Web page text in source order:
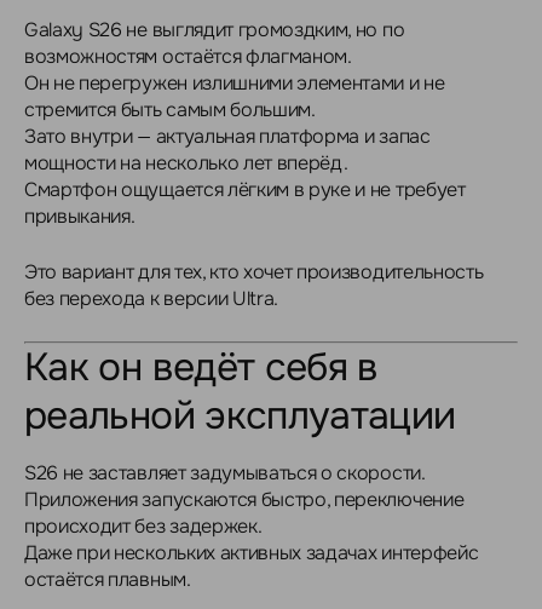
Galaxy S26 не выглядит громоздким, но по
возможностям остаётся флагманом.
Он не перегружен излишними элементами и не
стремится быть самым большим.
Зато внутри — актуальная платформа и запас
мощности на несколько лет вперёд.
Смартфон ощущается лёгким в руке и не требует
привыкания.
Это вариант для тех, кто хочет производительность
без перехода к версии Ultra.
Как он ведёт себя в
реальной эксплуатации
S26 не заставляет задумываться о скорости.
Приложения запускаются быстро, переключение
происходит без задержек.
Даже при нескольких активных задачах интерфейс
остаётся плавным.